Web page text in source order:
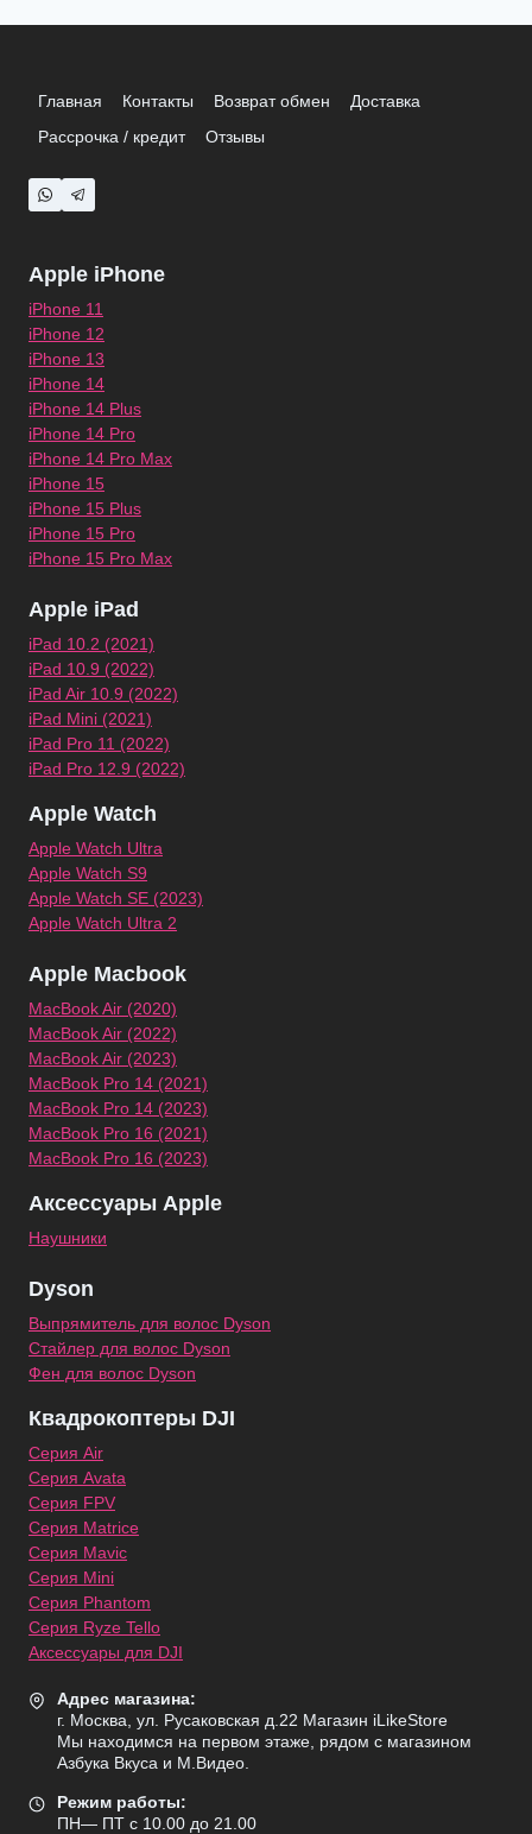
Главная Контакты Возврат обмен
Доставка
Рассрочка / кредит
Отзывы
Apple iPhone
iPhone 11
iPhone 12
iPhone 13
iPhone 14
iPhone 14 Plus
iPhone 14 Pro
iPhone 14 Pro Max
iPhone 15
iPhone 15 Plus
iPhone 15 Pro
iPhone 15 Pro Max
Apple iPad
iPad 10.2 (2021)
iPad 10.9 (2022)
iPad Air 10.9 (2022)
iPad Mini (2021)
iPad Pro 11 (2022)
iPad Pro 12.9 (2022)
Apple Watch
Apple Watch Ultra
Apple Watch S9
Apple Watch SE (2023)
Apple Watch Ultra 2
Apple Macbook
MacBook Air (2020)
MacBook Air (2022)
MacBook Air (2023)
MacBook Pro 14 (2021)
MacBook Pro 14 (2023)
MacBook Pro 16 (2021)
MacBook Pro 16 (2023)
Аксессуары Apple
Наушники
Dyson
Выпрямитель для волос Dyson
Стайлер для волос Dyson
Фен для волос Dyson
Квадрокоптеры DJI
Серия Air
Серия Avata
Серия FPV
Серия Matrice
Серия Mavic
Серия Mini
Серия Phantom
Серия Ryze Tello
Аксессуары для DJI
Адрес магазина:
г. Москва, ул. Русаковская д.22 Магазин iLikeStore
Мы находимся на первом этаже, рядом с магазином
Азбука Вкуса и М.Видео.
Режим работы:
ПН— ПТ с 10.00 до 21.00